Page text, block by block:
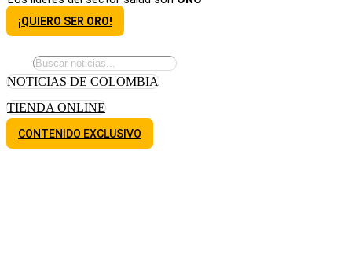
¡QUIERO SER ORO!
NOTICIAS DE COLOMBIA
TIENDA ONLINE
CONTENIDO EXCLUSIVO